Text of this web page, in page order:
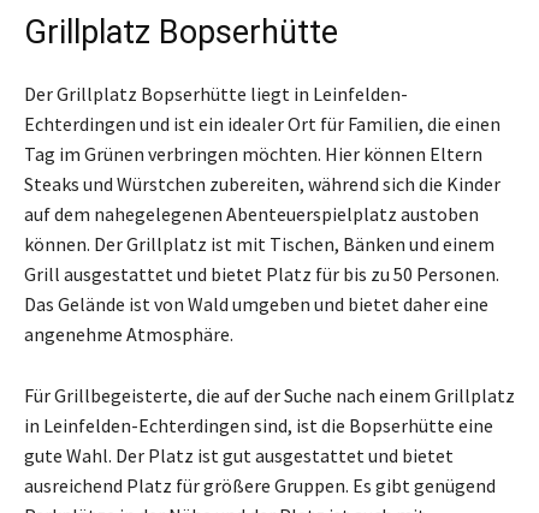
Grillplatz Bopserhütte
Der Grillplatz Bopserhütte liegt in Leinfelden-
Echterdingen und ist ein idealer Ort für Familien, die einen
Tag im Grünen verbringen möchten. Hier können Eltern
Steaks und Würstchen zubereiten, während sich die Kinder
auf dem nahegelegenen Abenteuerspielplatz austoben
können. Der Grillplatz ist mit Tischen, Bänken und einem
Grill ausgestattet und bietet Platz für bis zu 50 Personen.
Das Gelände ist von Wald umgeben und bietet daher eine
angenehme Atmosphäre.
Für Grillbegeisterte, die auf der Suche nach einem Grillplatz
in Leinfelden-Echterdingen sind, ist die Bopserhütte eine
gute Wahl. Der Platz ist gut ausgestattet und bietet
ausreichend Platz für größere Gruppen. Es gibt genügend